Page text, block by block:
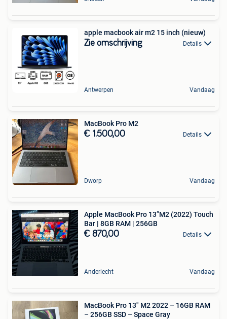
apple macbook air m2 15 inch (nieuw)
Zie omschrijving Details
Antwerpen Vandaag
MacBook Pro M2
€ 1.500,00 Details
Dworp Vandaag
Apple MacBook Pro 13”M2 (2022) Touch
Bar | 8GB RAM | 256GB
€ 870,00 Details
Anderlecht Vandaag
MacBook Pro 13" M2 2022 – 16GB RAM
– 256GB SSD – Space Gray